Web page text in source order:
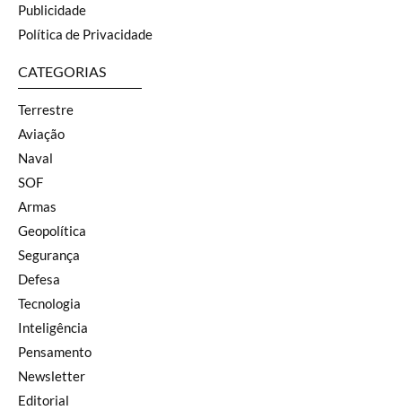
Publicidade
Política de Privacidade
CATEGORIAS
Terrestre
Aviação
Naval
SOF
Armas
Geopolítica
Segurança
Defesa
Tecnologia
Inteligência
Pensamento
Newsletter
Editorial